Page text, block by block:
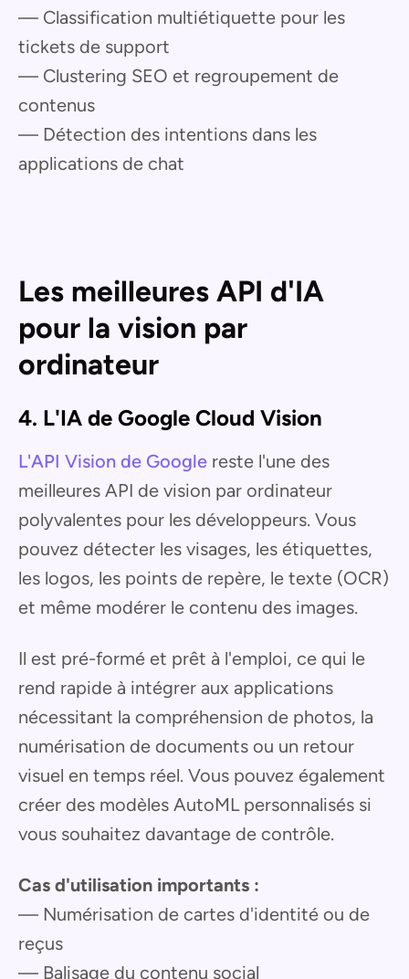
— Classification multiétiquette pour les
tickets de support
— Clustering SEO et regroupement de
contenus
— Détection des intentions dans les
applications de chat
Les meilleures API d'IA
pour la vision par
ordinateur
4. L'IA de Google Cloud Vision
L'API Vision de Google reste l'une des
meilleures API de vision par ordinateur
polyvalentes pour les développeurs. Vous
pouvez détecter les visages, les étiquettes,
les logos, les points de repère, le texte (OCR)
et même modérer le contenu des images.
Il est pré-formé et prêt à l'emploi, ce qui le
rend rapide à intégrer aux applications
nécessitant la compréhension de photos, la
numérisation de documents ou un retour
visuel en temps réel. Vous pouvez également
créer des modèles AutoML personnalisés si
vous souhaitez davantage de contrôle.
Cas d'utilisation importants :
— Numérisation de cartes d'identité ou de
reçus
— Balisage du contenu social